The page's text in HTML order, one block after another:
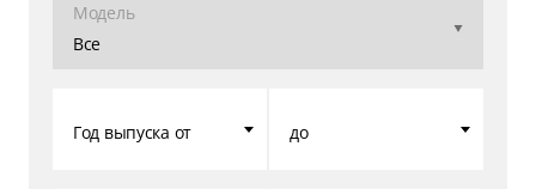
Модель
Все
Год выпуска от до